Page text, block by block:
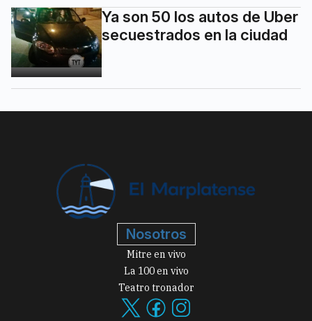
Ya son 50 los autos de Uber
secuestrados en la ciudad
Nosotros
Mitre en vivo
La 100 en vivo
Teatro tronador